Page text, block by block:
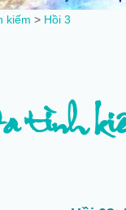
kiếm > Hồi 3